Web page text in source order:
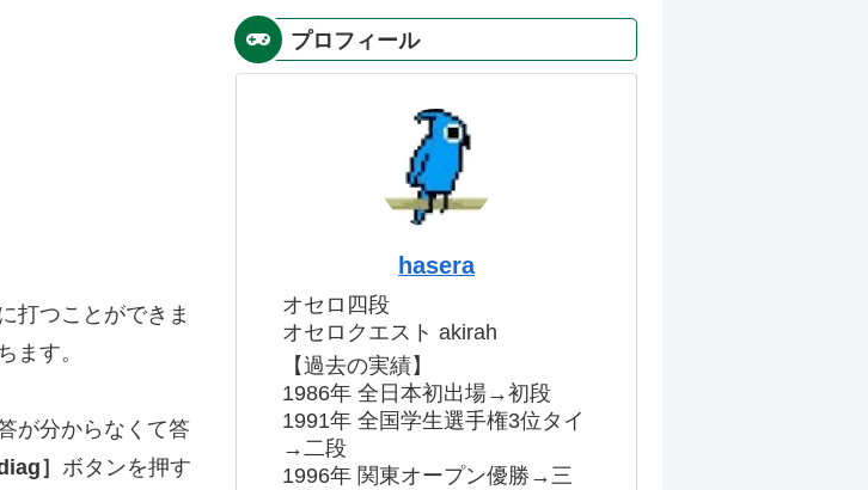
打つことができま
ます。
が分からなくて答
］ ボタンを押す
プロフィール
hasera
オセロ四段
オセロクエスト akirah
【過去の実績】
1986年 全日本初出場→初段
1991年 全国学生選手権3位タイ
→二段
1996年 関東オープン優勝→三